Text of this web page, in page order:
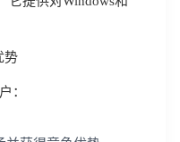
势
：